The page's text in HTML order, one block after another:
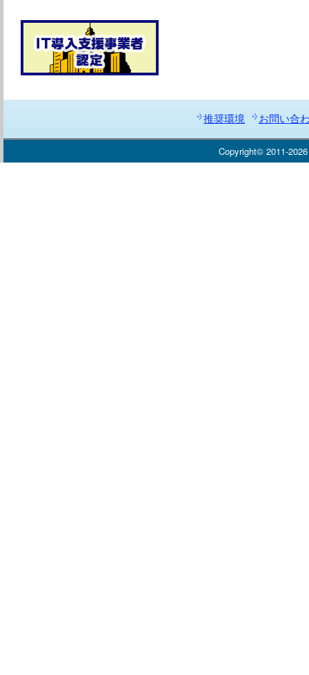
推奨環境 お問い合
Copyright© 2011-